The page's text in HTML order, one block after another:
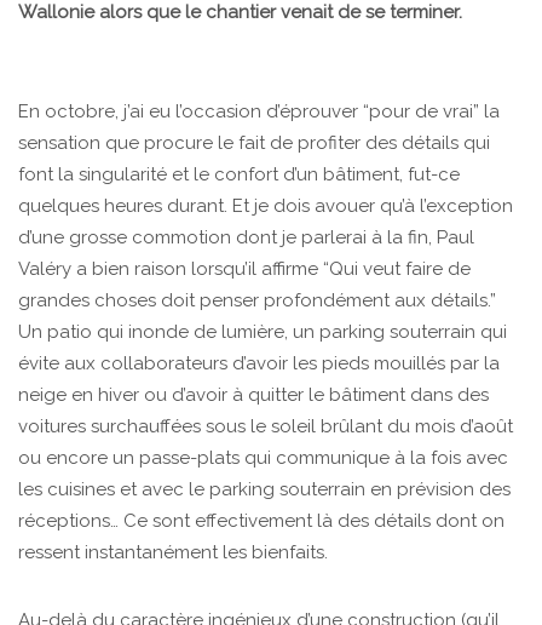
Wallonie alors que le chantier venait de se terminer.
En octobre, j’ai eu l’occasion d’éprouver “pour de vrai” la
sensation que procure le fait de profiter des détails qui
font la singularité et le confort d’un bâtiment, fut-ce
quelques heures durant. Et je dois avouer qu’à l’exception
d’une grosse commotion dont je parlerai à la fin, Paul
Valéry a bien raison lorsqu’il affirme “Qui veut faire de
grandes choses doit penser profondément aux détails.”
Un patio qui inonde de lumière, un parking souterrain qui
évite aux collaborateurs d’avoir les pieds mouillés par la
neige en hiver ou d’avoir à quitter le bâtiment dans des
voitures surchauffées sous le soleil brûlant du mois d’août
ou encore un passe-plats qui communique à la fois avec
les cuisines et avec le parking souterrain en prévision des
réceptions… Ce sont effectivement là des détails dont on
ressent instantanément les bienfaits.
Au-delà du caractère ingénieux d’une construction (qu’il